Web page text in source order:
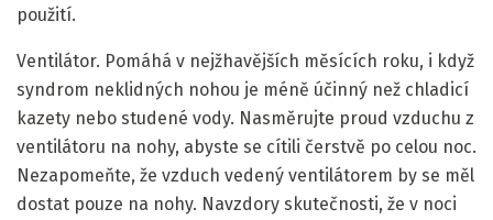
použití.
Ventilátor. Pomáhá v nejžhavějších měsících roku, i když
syndrom neklidných nohou je méně účinný než chladicí
kazety nebo studené vody. Nasměrujte proud vzduchu z
ventilátoru na nohy, abyste se cítili čerstvě po celou noc.
Nezapomeňte, že vzduch vedený ventilátorem by se měl
dostat pouze na nohy. Navzdory skutečnosti, že v noci